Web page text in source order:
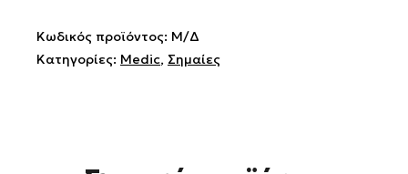
Κωδικός προϊόντος: Μ/Δ
Κατηγορίες: Medic, Σημαίες